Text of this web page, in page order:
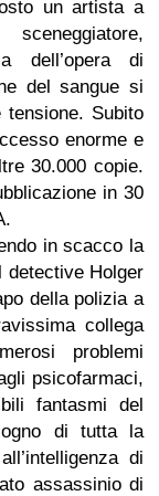
un artista a
dell’opera di
del sangue si
Subito
enorme e
30.000 copie.
in 30
in scacco la
detective Holger
della polizia a
collega
problemi
psicofarmaci,
fantasmi del
di tutta la
di
assassinio di